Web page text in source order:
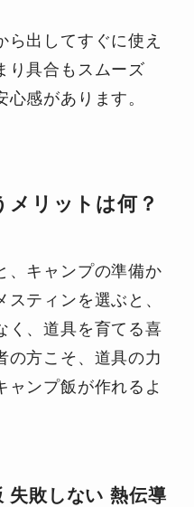
出してすぐに使え
り具合もスムーズ
感があります。
メリットは何？
、キャンプの準備か
ティンを選ぶと、
く、道具を育てる喜
の方こそ、道具の力
ャンプ飯が作れるよ
失敗しない 熱伝導